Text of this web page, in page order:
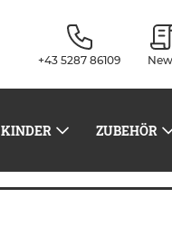
+43 5287 86109
KINDER ZUBEHÖR